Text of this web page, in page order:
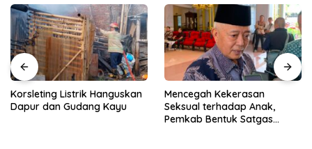
Korsleting Listrik Hanguskan
Dapur dan Gudang Kayu
Mencegah Kekerasan
Seksual terhadap Anak,
Pemkab Bentuk Satgas